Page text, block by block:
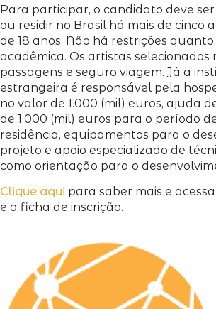
Para participar, o candidato deve
ou residir no Brasil há mais de cinco
de 18 anos. Não há restrições
acadêmica. Os artistas selecionados
passagens e seguro viagem. Já a
estrangeira é responsável pela
no valor de 1.000 (mil) euros, ajuda
de 1.000 (mil) euros para o período
residência, equipamentos para o
projeto e apoio especializado de
como orientação para o
Clique aqui para saber mais e
e a ficha de inscrição.